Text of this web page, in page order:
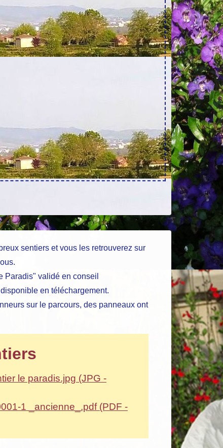
sentiers et vous les retrouverez sur
Paradis" validé en conseil
en téléchargement.
sur le parcours, des panneaux ont
le paradis.jpg (JPG -
1 _ancienne_.pdf (PDF -